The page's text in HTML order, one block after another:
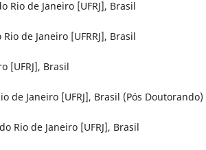
Rio de Janeiro [UFRJ], Brasil
de Janeiro [UFRRJ], Brasil
[UFRJ], Brasil
de Janeiro [UFRJ], Brasil (Pós Doutorando)
Rio de Janeiro [UFRJ], Brasil